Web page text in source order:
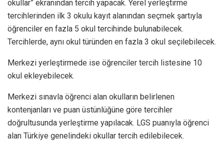
okullar” ekranından tercih yapacak. Yerel yerleştirme
tercihlerinden ilk 3 okulu kayıt alanından seçmek şartıyla
öğrenciler en fazla 5 okul tercihinde bulunabilecek.
Tercihlerde, aynı okul türünden en fazla 3 okul seçilebilecek.
Merkezi yerleştirmede ise öğrenciler tercih listesine 10
okul ekleyebilecek.
Merkezi sınavla öğrenci alan okulların belirlenen
kontenjanları ve puan üstünlüğüne göre tercihler
doğrultusunda yerleştirme yapılacak. LGS puanıyla öğrenci
alan Türkiye genelindeki okullar tercih edilebilecek.